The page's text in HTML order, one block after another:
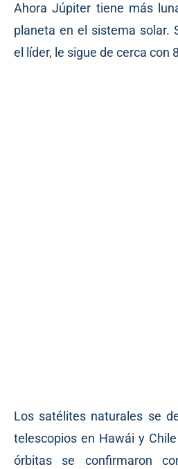
Ahora Júpiter tiene más
planeta en el sistema solar.
el líder, le sigue de cerca con
Los satélites naturales se
telescopios en Hawái y
órbitas se confirmaron